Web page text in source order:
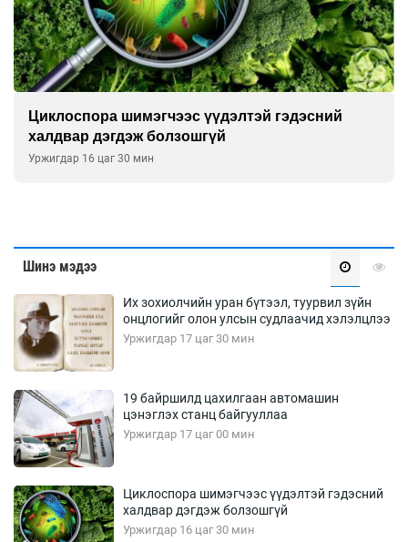
Сэтгэцийн эрүүл мэндэд “санаа
улсын хурал зохион байгуулна
Уржигдар 16 цаг 00 мин
Шинэ мэдээ
Их зохиолчийн уран бүтээл, туурвил зүйн
онцлогийг олон улсын судлаачид хэлэлцлээ
Уржигдар 17 цаг 30 мин
19 байршилд цахилгаан автомашин
цэнэглэх станц байгууллаа
Уржигдар 17 цаг 00 мин
Циклоспора шимэгчээс үүдэлтэй гэдэсний
халдвар дэгдэж болзошгүй
Уржигдар 16 цаг 30 мин